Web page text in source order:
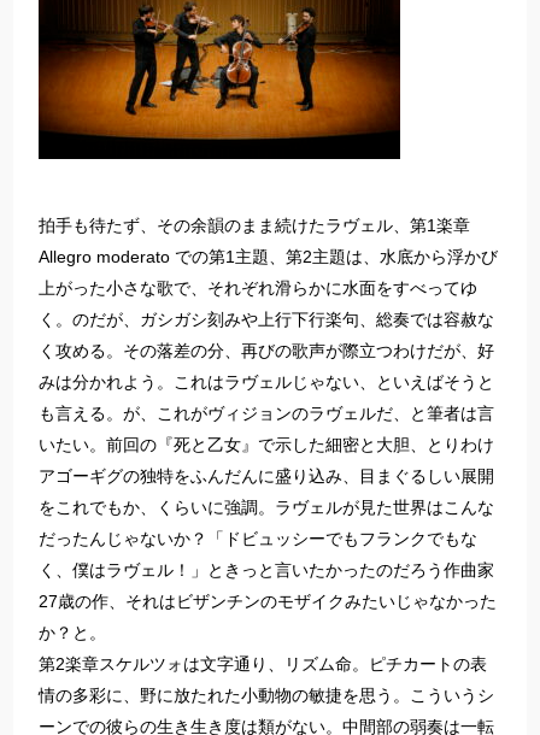
拍手も待たず、その余韻のまま続けたラヴェル、第1楽章
Allegro moderato での第1主題、第2主題は、水底から浮かび
上がった小さな歌で、それぞれ滑らかに水面をすべってゆ
く。のだが、ガシガシ刻みや上行下行楽句、総奏では容赦な
く攻める。その落差の分、再びの歌声が際立つわけだが、好
みは分かれよう。これはラヴェルじゃない、といえばそうと
も言える。が、これがヴィジョンのラヴェルだ、と筆者は言
いたい。前回の『死と乙女』で示した細密と大胆、とりわけ
アゴーギグの独特をふんだんに盛り込み、目まぐるしい展開
をこれでもか、くらいに強調。ラヴェルが見た世界はこんな
だったんじゃないか？「ドビュッシーでもフランクでもな
く、僕はラヴェル！」ときっと言いたかったのだろう作曲家
27歳の作、それはビザンチンのモザイクみたいじゃなかった
か？と。
第2楽章スケルツォは文字通り、リズム命。ピチカートの表
情の多彩に、野に放たれた小動物の敏捷を思う。こういうシ
ーンでの彼らの生き生き度は類がない。中間部の弱奏は一転